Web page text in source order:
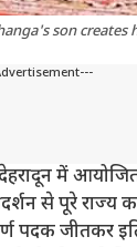
son
देहरादून में
से पूरे
पदक जीतकर